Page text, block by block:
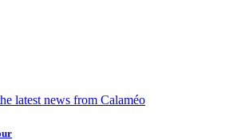
latest news from Calaméo